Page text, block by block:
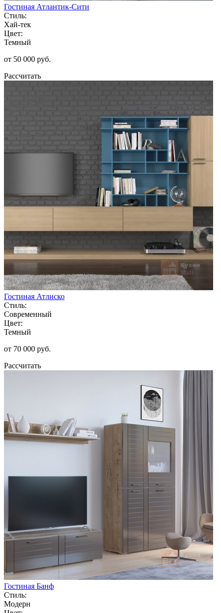
Гостиная Атлантик-Сити
Стиль:
Хай-тек
Цвет:
Темный
от 50 000 руб.
Рассчитать
Гостиная Атлиско
Стиль:
Современный
Цвет:
Темный
от 70 000 руб.
Рассчитать
Гостиная Банф
Стиль:
Модерн